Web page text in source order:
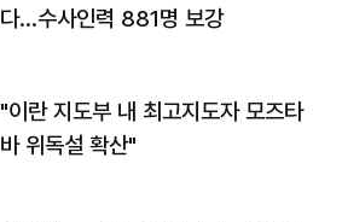
다…수사인력 881명 보강
"이란 지도부 내 최고지도자 모즈타
바 위독설 확산"